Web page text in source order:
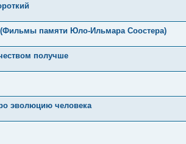
памяти Юло-Ильмара Соостера)
получше
эволюцию человека